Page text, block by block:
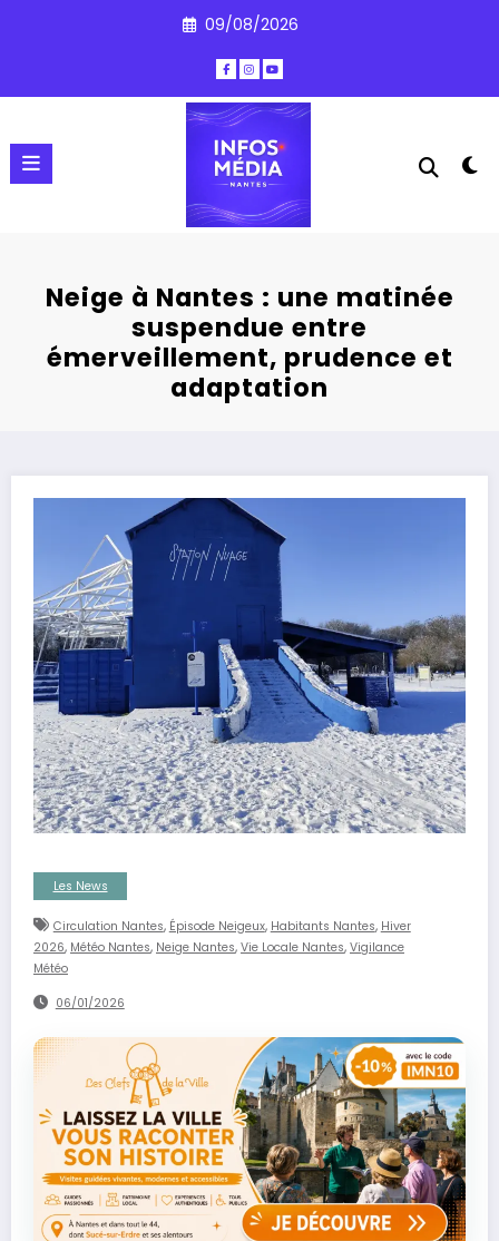
09/08/2026
Neige à Nantes : une matinée
suspendue entre
émerveillement, prudence et
adaptation
Les News
Circulation Nantes, Épisode Neigeux, Habitants Nantes, Hiver
2026, Météo Nantes, Neige Nantes, Vie Locale Nantes, Vigilance
Météo
06/01/2026